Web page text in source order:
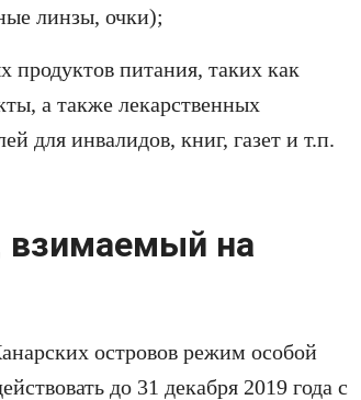
линзы, очки);
продуктов питания, таких как
а также лекарственных
для инвалидов, книг, газет и т.п.
взимаемый на
островов режим особой
до 31 декабря 2019 года с